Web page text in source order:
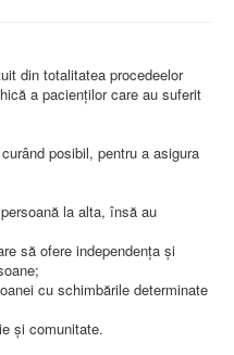
ŞI IMAGISTICĂ
(TBC)
TRAUMATOLOGIE
din totalitatea procedeelor
a pacienţilor care au suferit
posibil, pentru a asigura
la alta, însă au
să ofere independenţa şi
cu schimbările determinate
şi comunitate.